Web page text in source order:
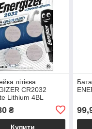
літієва
CR2032
Lithium 4BL
₴
Купити